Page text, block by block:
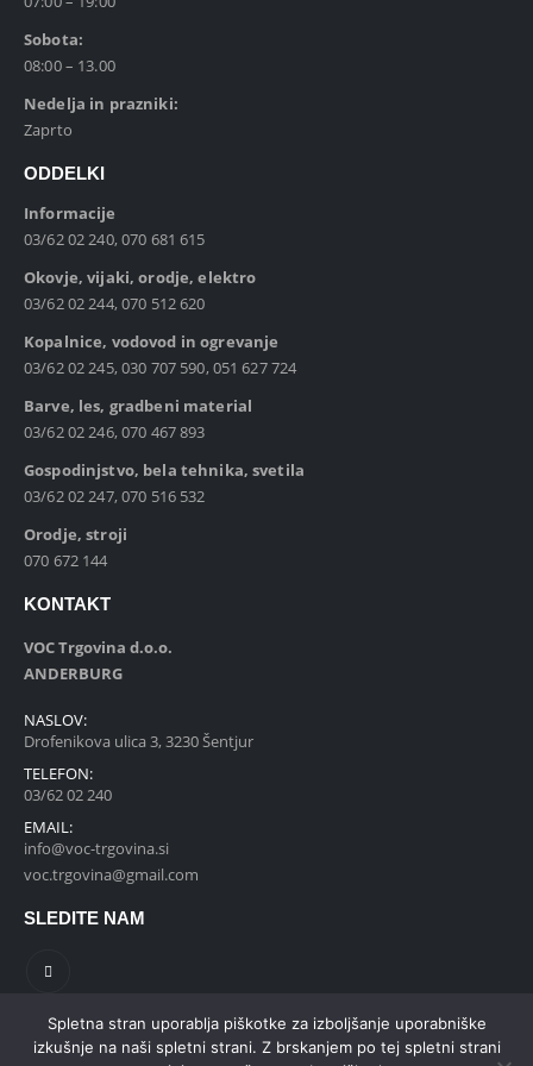
Sobota:
08:00 – 13.00
Nedelja in prazniki:
Zaprto
ODDELKI
Informacije
03/62 02 240, 070 681 615
Okovje, vijaki, orodje, elektro
03/62 02 244, 070 512 620
Kopalnice, vodovod in ogrevanje
03/62 02 245, 030 707 590, 051 627 724
Barve, les, gradbeni material
03/62 02 246, 070 467 893
Gospodinjstvo, bela tehnika, svetila
03/62 02 247, 070 516 532
Orodje, stroji
070 672 144
KONTAKT
VOC Trgovina d.o.o.
ANDERBURG
NASLOV:
Drofenikova ulica 3, 3230 Šentjur
TELEFON:
03/62 02 240
EMAIL:
info@voc-trgovina.si
voc.trgovina@gmail.com
SLEDITE NAM
Spletna stran uporablja piškotke za izboljšanje uporabniške
izkušnje na naši spletni strani. Z brskanjem po tej spletni strani